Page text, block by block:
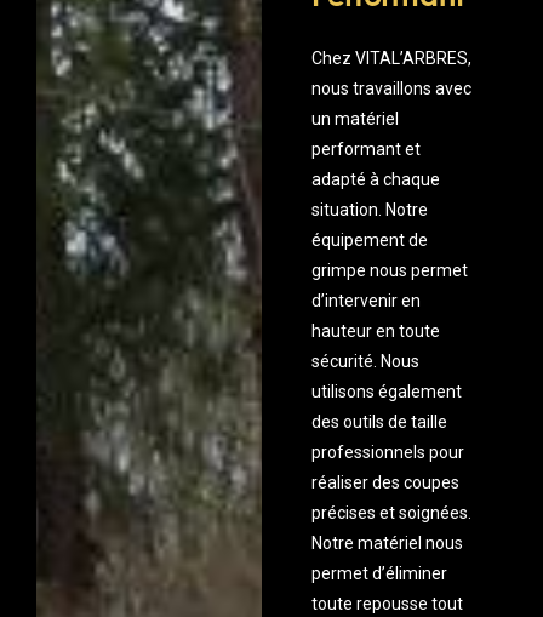
Chez VITAL’ARBRES,
nous travaillons avec
un matériel
performant et
adapté à chaque
situation. Notre
équipement de
grimpe nous permet
d’intervenir en
hauteur en toute
sécurité. Nous
utilisons également
des outils de taille
professionnels pour
réaliser des coupes
précises et soignées.
Notre matériel nous
permet d’éliminer
toute repousse tout